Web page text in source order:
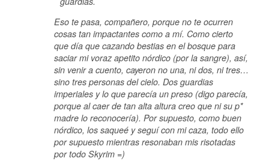
Eso te pasa, compañero, porque no te ocurren
cosas tan impactantes como a mí. Como cierto
que día que cazando bestias en el bosque para
saciar mi voraz apetito nórdico (por la sangre), así,
sin venir a cuento, cayeron no una, ni dos, ni tres…
sino tres personas del cielo. Dos guardias
imperiales y lo que parecía un preso (digo parecía,
porque al caer de tan alta altura creo que ni su p*
madre lo reconocería). Por supuesto, como buen
nórdico, los saqueé y seguí con mi caza, todo ello
por supuesto mientras resonaban mis risotadas
por todo Skyrim =)